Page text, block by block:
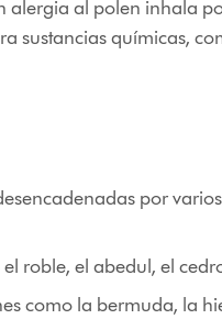
alergia al polen inhala
sustancias químicas,
por
roble, el abedul, el
como la bermuda, la